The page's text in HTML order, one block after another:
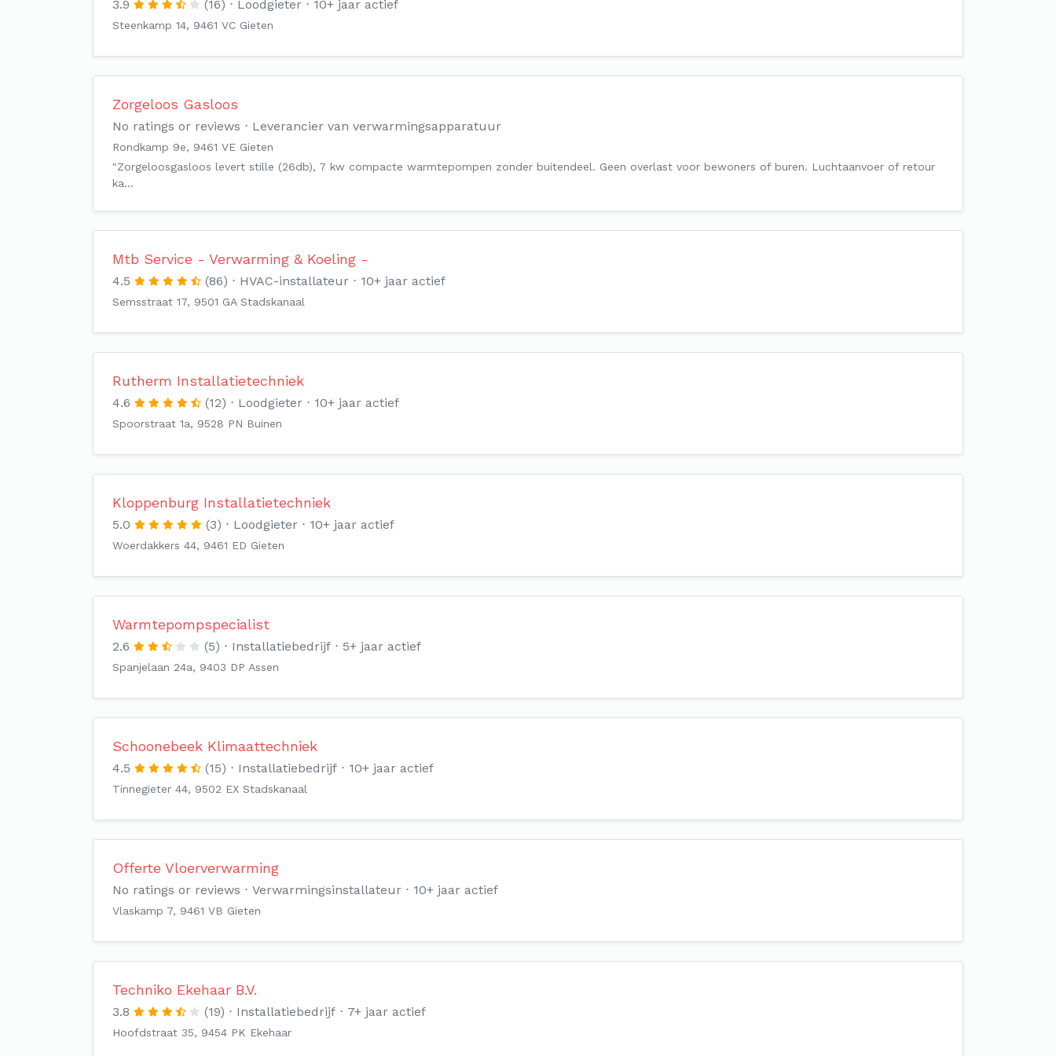
3.9 (16) Loodgieter 10+ jaar actief
Steenkamp 14, 9461 VC Gieten
Zorgeloos Gasloos
No ratings or reviews Leverancier van verwarmingsapparatuur
Rondkamp 9e, 9461 VE Gieten
"Zorgeloosgasloos levert stille (26db), 7 kw compacte warmtepompen zonder buitendeel. Geen overlast voor bewoners of buren. Luchtaanvoer of retour
ka…
Mtb Service - Verwarming & Koeling -
4.5 (86) HVAC-installateur 10+ jaar actief
Semsstraat 17, 9501 GA Stadskanaal
Rutherm Installatietechniek
4.6 (12) Loodgieter 10+ jaar actief
Spoorstraat 1a, 9528 PN Buinen
Kloppenburg Installatietechniek
5.0 (3) Loodgieter 10+ jaar actief
Woerdakkers 44, 9461 ED Gieten
Warmtepompspecialist
2.6 (5) Installatiebedrijf 5+ jaar actief
Spanjelaan 24a, 9403 DP Assen
Schoonebeek Klimaattechniek
4.5 (15) Installatiebedrijf 10+ jaar actief
Tinnegieter 44, 9502 EX Stadskanaal
Offerte Vloerverwarming
No ratings or reviews Verwarmingsinstallateur 10+ jaar actief
Vlaskamp 7, 9461 VB Gieten
Techniko Ekehaar B.V.
3.8 (19) Installatiebedrijf 7+ jaar actief
Hoofdstraat 35, 9454 PK Ekehaar